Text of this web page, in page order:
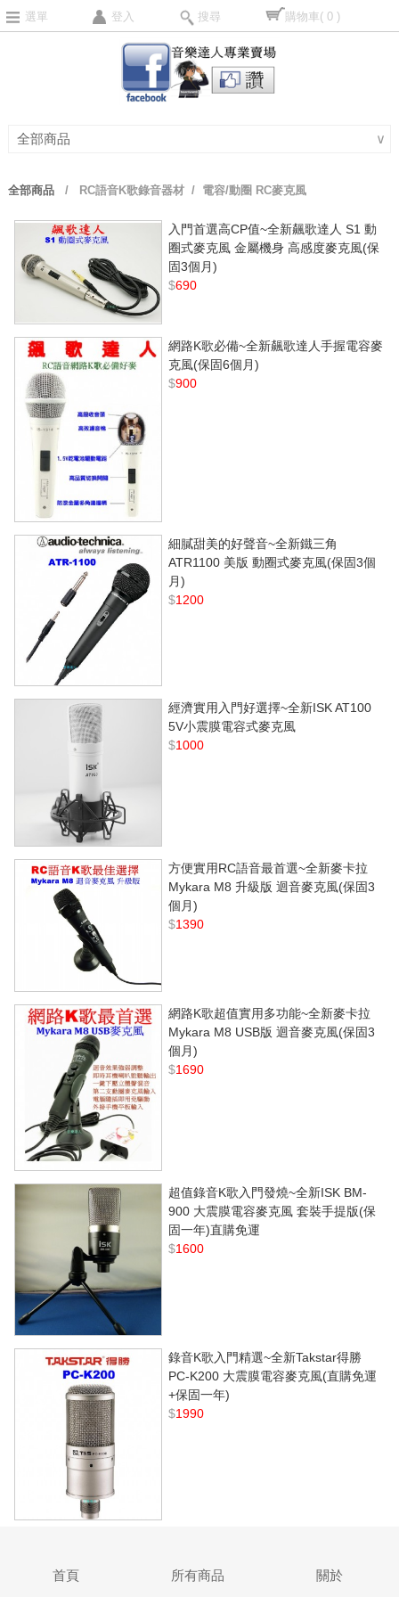
選單 登入 搜尋 購物車( 0 )
全部商品 ∨
全部商品/ RC語音K歌錄音器材/ 電容/動圈 RC麥克風
入門首選高CP值~全新飆歌達人 S1 動
圈式麥克風 金屬機身 高感度麥克風(保
固3個月)
$690
網路K歌必備~全新飆歌達人手握電容麥
克風(保固6個月)
$900
細膩甜美的好聲音~全新鐵三角
ATR1100 美版 動圈式麥克風(保固3個
月)
$1200
經濟實用入門好選擇~全新ISK AT100
5V小震膜電容式麥克風
$1000
方便實用RC語音最首選~全新麥卡拉
Mykara M8 升級版 迴音麥克風(保固3
個月)
$1390
網路K歌超值實用多功能~全新麥卡拉
Mykara M8 USB版 迴音麥克風(保固3
個月)
$1690
超值錄音K歌入門發燒~全新ISK BM-
900 大震膜電容麥克風 套裝手提版(保
固一年)直購免運
$1600
錄音K歌入門精選~全新Takstar得勝
PC-K200 大震膜電容麥克風(直購免運
+保固一年)
$1990
首頁 所有商品 關於